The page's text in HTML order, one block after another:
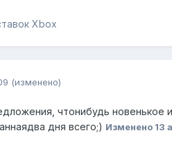
Xbox
(изменено)
чтонибудь новенькое
дня всего;) Изменено 13